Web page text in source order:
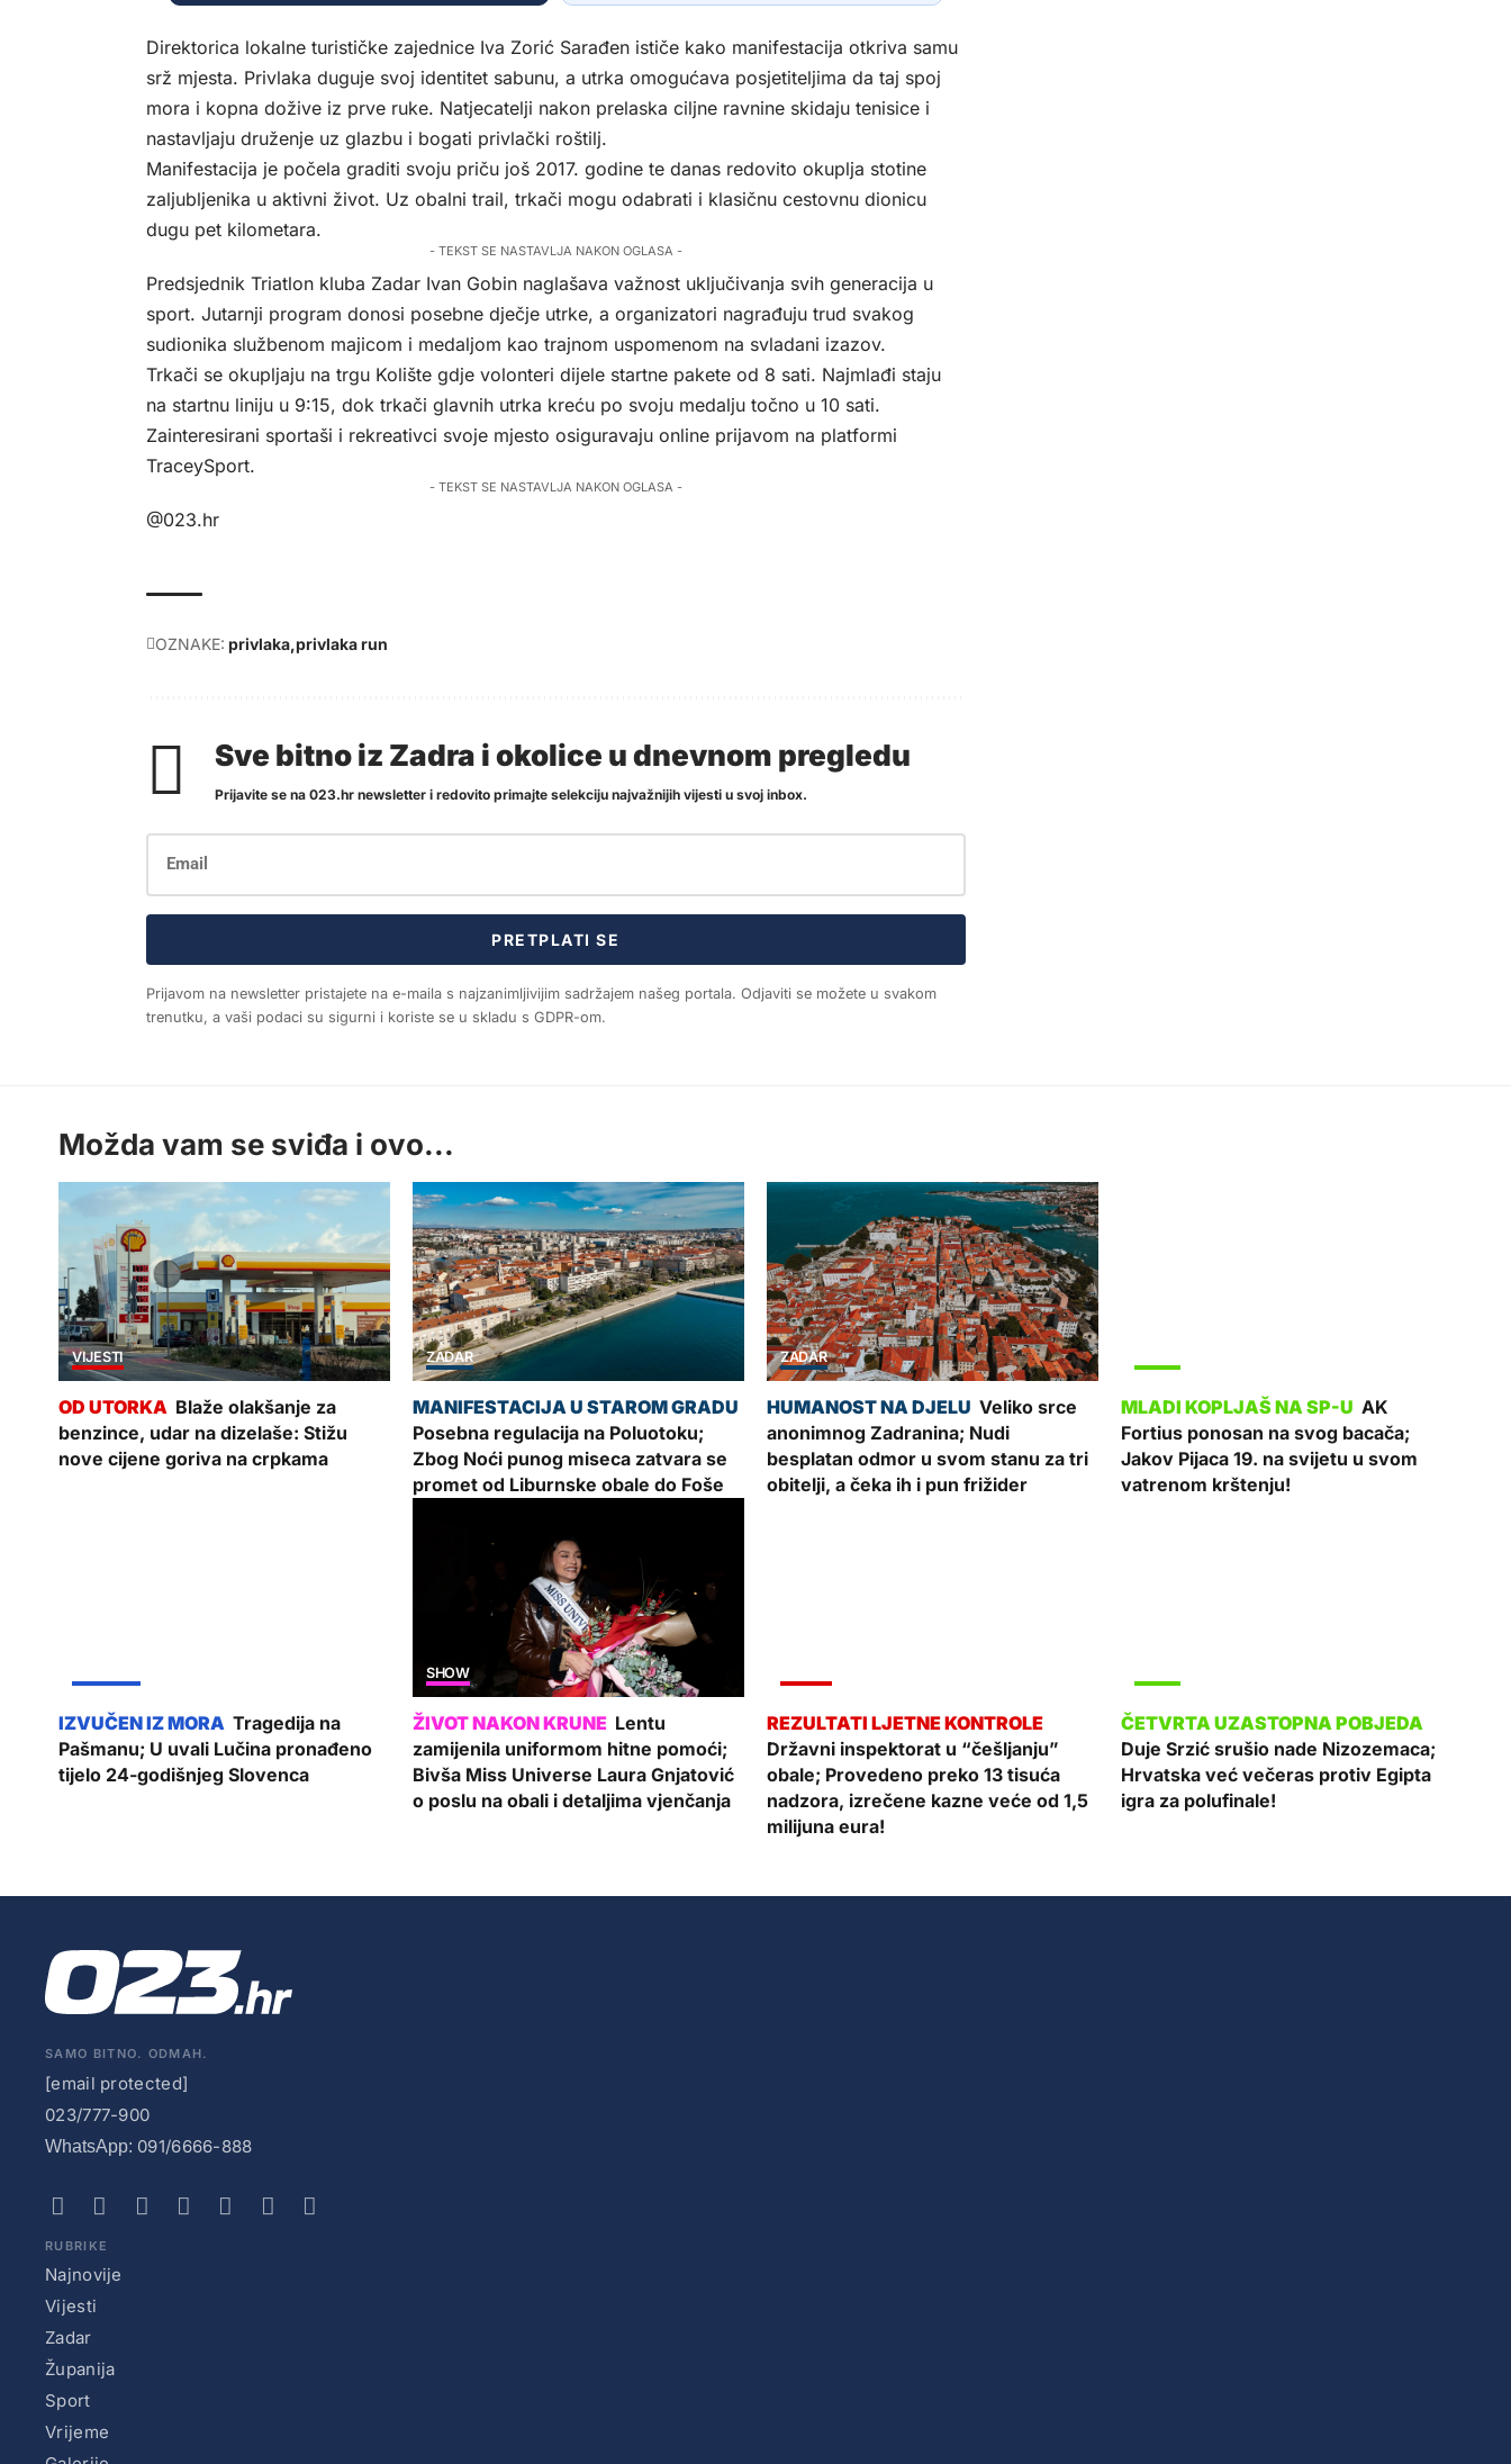
Direktorica lokalne turističke zajednice Iva Zorić Sarađen ističe kako manifestacija otkriva samu
srž mjesta. Privlaka duguje svoj identitet sabunu, a utrka omogućava posjetiteljima da taj spoj
mora i kopna dožive iz prve ruke. Natjecatelji nakon prelaska ciljne ravnine skidaju tenisice i
nastavljaju druženje uz glazbu i bogati privlački roštilj.
Manifestacija je počela graditi svoju priču još 2017. godine te danas redovito okuplja stotine
zaljubljenika u aktivni život. Uz obalni trail, trkači mogu odabrati i klasičnu cestovnu dionicu
dugu pet kilometara.
- TEKST SE NASTAVLJA NAKON OGLASA -
Predsjednik Triatlon kluba Zadar Ivan Gobin naglašava važnost uključivanja svih generacija u
sport. Jutarnji program donosi posebne dječje utrke, a organizatori nagrađuju trud svakog
sudionika službenom majicom i medaljom kao trajnom uspomenom na svladani izazov.
Trkači se okupljaju na trgu Kolište gdje volonteri dijele startne pakete od 8 sati. Najmlađi staju
na startnu liniju u 9:15, dok trkači glavnih utrka kreću po svoju medalju točno u 10 sati.
Zainteresirani sportaši i rekreativci svoje mjesto osiguravaju online prijavom na platformi
TraceySport.
- TEKST SE NASTAVLJA NAKON OGLASA -
@023.hr
OZNAKE: privlaka privlaka run
Sve bitno iz Zadra i okolice u dnevnom pregledu
Prijavite se na 023.hr newsletter i redovito primajte selekciju najvažnijih vijesti u svoj inbox.
PRETPLATI SE
Prijavom na newsletter pristajete na e-maila s najzanimljivijim sadržajem našeg portala. Odjaviti se možete u svakom
trenutku, a vaši podaci su sigurni i koriste se u skladu s GDPR-om.
Možda vam se sviđa i ovo...
VIJESTI
Blaže olakšanje za
benzince, udar na dizelaše: Stižu
nove cijene goriva na crpkama
ZADAR
Posebna regulacija na Poluotoku;
Zbog Noći punog miseca zatvara se
promet od Liburnske obale do Foše
ZADAR
Veliko srce
anonimnog Zadranina; Nudi
besplatan odmor u svom stanu za tri
obitelji, a čeka ih i pun frižider
AK
Fortius ponosan na svog bacača;
Jakov Pijaca 19. na svijetu u svom
vatrenom krštenju!
Tragedija na
Pašmanu; U uvali Lučina pronađeno
tijelo 24-godišnjeg Slovenca
SHOW
Lentu
zamijenila uniformom hitne pomoći;
Bivša Miss Universe Laura Gnjatović
o poslu na obali i detaljima vjenčanja
Državni inspektorat u “češljanju”
obale; Provedeno preko 13 tisuća
nadzora, izrečene kazne veće od 1,5
milijuna eura!
Duje Srzić srušio nade Nizozemaca;
Hrvatska već večeras protiv Egipta
igra za polufinale!
SAMO BITNO. ODMAH.
[email protected]
023/777-900
WhatsApp: 091/6666-888
RUBRIKE
Najnovije
Vijesti
Zadar
Županija
Sport
Vrijeme